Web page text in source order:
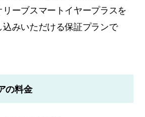
ーブスマートイヤープラスを
込みいただける保証プランで
の料金